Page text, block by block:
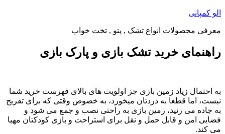
پرش
محتوا
الو کمپانی
معرفی محصولات انواع تشک , پتو , تخت خواب
راهنمای خرید تشک بازی و پارک بازی
به احتمال زیاد زمین بازی جز اولویت ­های بالای فهرست خرید شما
نیست، اما قطعا به دردتان می­خورد، به­ خصوص وقتی­ که برای تفریح
به جاده می ­زنید، زمین بازی به راحتی نصب و جمع می­ شود و
فضایی امن و قابل حمل و نقل برای استراحت و بازی کودکتان مهیا
می ­کند.